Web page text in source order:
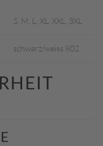
S, M, L, XL, XXL, 3XL
schwarz/weiss 802